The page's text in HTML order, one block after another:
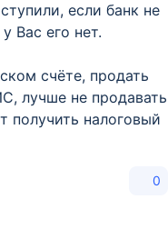
если банк не
Вас его нет.
счёте, продать
лучше не продавать
получить налоговый
0